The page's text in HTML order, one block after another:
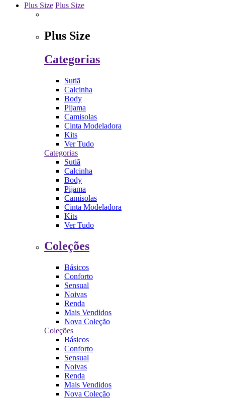
Plus Size Plus Size
Plus Size
Categorias
Sutiã
Calcinha
Body
Pijama
Camisolas
Cinta Modeladora
Kits
Ver Tudo
Categorias
Sutiã
Calcinha
Body
Pijama
Camisolas
Cinta Modeladora
Kits
Ver Tudo
Coleções
Básicos
Conforto
Sensual
Noivas
Renda
Mais Vendidos
Nova Coleção
Coleções
Básicos
Conforto
Sensual
Noivas
Renda
Mais Vendidos
Nova Coleção